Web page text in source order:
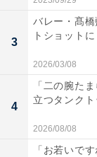
3
バレー・髙
トショット
2026/03/08
4
「二の腕た
立つタンク
2026/08/08
「お若いで